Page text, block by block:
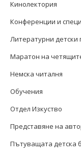
Кинолектория
Конференции и
Литературни детски
Маратон на
Немска читалня
Обучения
Отдел Изкуство
Представяне на
Пътуващата детска